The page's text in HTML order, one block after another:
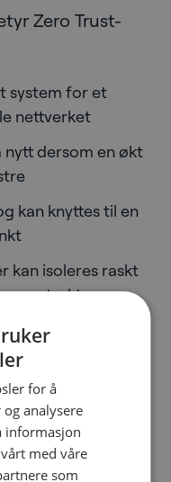
Zero Trust-
system for et
nettverket
nytt dersom en økt
kan knyttes til en
kan isoleres raskt
kjøper, men en
rundt. Mange
støtter Zero
konfigureres
for å
analysere
informasjon
med våre
som